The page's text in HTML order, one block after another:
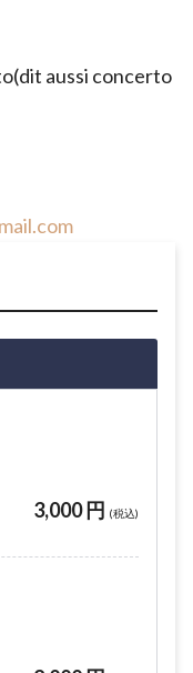
aussi concerto
3,000 円 (税込)